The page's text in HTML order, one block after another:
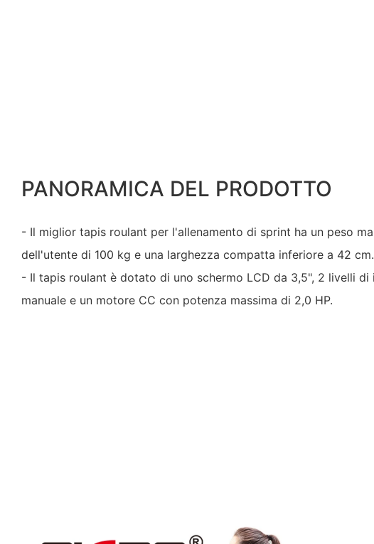
PANORAMICA DEL PRODOTTO
- Il miglior tapis roulant per l'allenamento di sprint ha un peso
dell'utente di 100 kg e una larghezza compatta inferiore a 42 cm.
- Il tapis roulant è dotato di uno schermo LCD da 3,5", 2 livelli di
manuale e un motore CC con potenza massima di 2,0 HP.